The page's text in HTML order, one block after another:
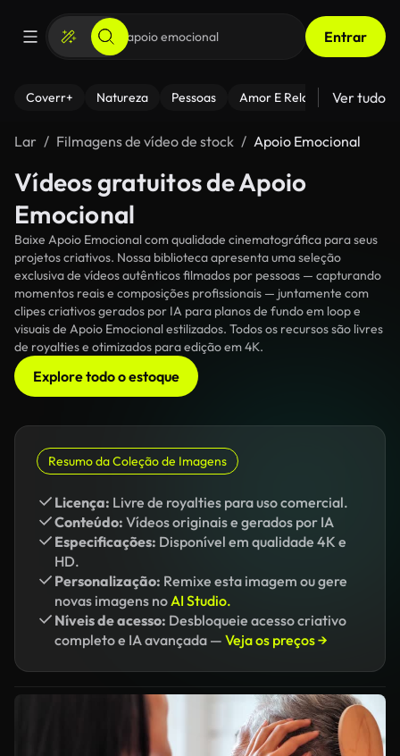
Entrar
Coverr+ Natureza Pessoas Amor E Relacionamentos
Ver tudo
Lar Filmagens de vídeo de stock Apoio Emocional
Vídeos gratuitos de Apoio
Emocional
Baixe Apoio Emocional com qualidade cinematográfica para seus
projetos criativos. Nossa biblioteca apresenta uma seleção
exclusiva de vídeos autênticos filmados por pessoas — capturando
momentos reais e composições profissionais — juntamente com
clipes criativos gerados por IA para planos de fundo em loop e
visuais de Apoio Emocional estilizados. Todos os recursos são livres
de royalties e otimizados para edição em 4K.
Explore todo o estoque
Resumo da Coleção de Imagens
Licença: Livre de royalties para uso comercial.
Conteúdo: Vídeos originais e gerados por IA
Especificações: Disponível em qualidade 4K e
HD.
Personalização: Remixe esta imagem ou gere
novas imagens noAI Studio.
Níveis de acesso: Desbloqueie acesso criativo
completo e IA avançada — Veja os preços →